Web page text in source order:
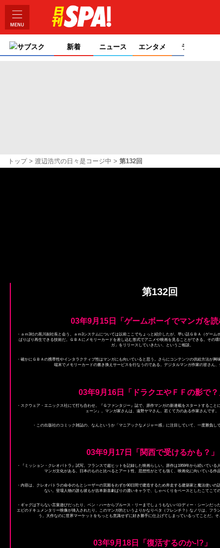
サブスク 新着 ニュース エンタメ ライフ
トップ 渡辺浩弐の日々是コージ中 第132回
第132回
03年9月15日「ゲームボーイでマンガを読
・ａｍ3社の黒川副社長と会う。ａｍ3システムについては以前ここでちょっと紹介したが、早い話ＧＢＡ（ゲーム
ばりばり再生できる技術だ。ＧＢＡにメモリーカードを差し込む形式でアニメや映画を見ることができる。その
ガ」をリリースしていきたい、というご相談。
・確かにＧＢＡの携帯性やインタラクティブ性はマンガにも向いていると思う。さらにコンテンツの供給方法が興
端末でメモリーカードの書き換えサービスを行なうのである。デジタルマンガ作家の皆さん
03年9月16日「ドラクエやＦＦの影で？
・スクウェア・エニックス社にて打ち合わせ。『Ｇファンタジー』誌で、原作マンガの新連載をスタートすること
ェーン』。マンガ家さんは、遠野ヤマさん。若くて力のある作家さんです。
・この出版社のコミック雑誌の、なんというか「マニアックなメジャー感」に注目していて、一度勝負し
03年9月17日「関西で受けるかも？」
・『ミッション・クレオパトラ』試写。フランスで超ヒットを記録した映画らしい。原作は1959年から続いている
マンガ文化がある。日本のものと比べるとアート性、思想性がとても強く、映画化に向いている作
・内容は、クレオパトラの命令のもとシーザーの宮殿をわずか90日間で建造するため奔走する建築家と魔法使いの
ない。登場人物の誰も彼もが吉本新喜劇ばりの濃いキャラで、しゃべくりをベースとしたこてこて
・ギャグは下らない言葉遊びだったり、ベン・ハーからブルース・リーまでしょうもないパロディー・シーンだっ
エビのドキュメンタリー映像が挿入されたり。このマンガ的というよりかなりベタ（フレンチ？）なノリは、フラ
う。大作なのに世界マーケットをちっとも意識せずに好き勝手に仕上げてしまっているってことだ。
03年9月18日「復活するのか-!?」